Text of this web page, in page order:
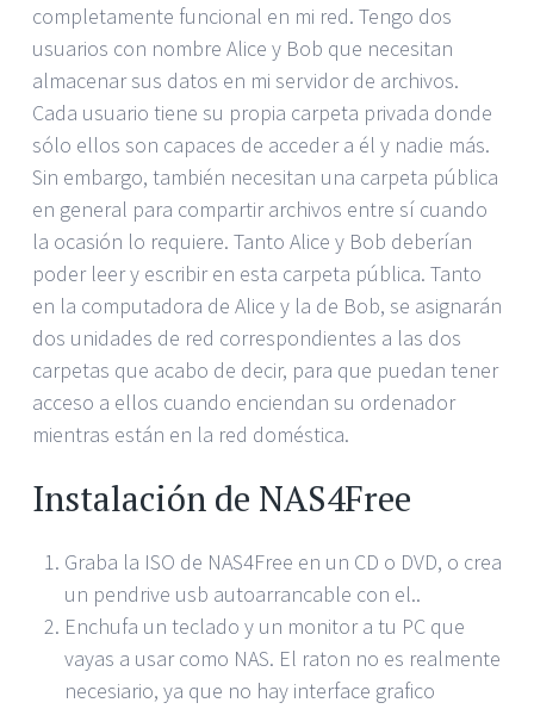
completamente funcional en mi red. Tengo dos
usuarios con nombre Alice y Bob que necesitan
almacenar sus datos en mi servidor de archivos.
Cada usuario tiene su propia carpeta privada donde
sólo ellos son capaces de acceder a él y nadie más.
Sin embargo, también necesitan una carpeta pública
en general para compartir archivos entre sí cuando
la ocasión lo requiere. Tanto Alice y Bob deberían
poder leer y escribir en esta carpeta pública. Tanto
en la computadora de Alice y la de Bob, se asignarán
dos unidades de red correspondientes a las dos
carpetas que acabo de decir, para que puedan tener
acceso a ellos cuando enciendan su ordenador
mientras están en la red doméstica.
Instalación de NAS4Free
Graba la ISO de NAS4Free en un CD o DVD, o crea
un pendrive usb autoarrancable con el..
Enchufa un teclado y un monitor a tu PC que
vayas a usar como NAS. El raton no es realmente
necesiario, ya que no hay interface grafico